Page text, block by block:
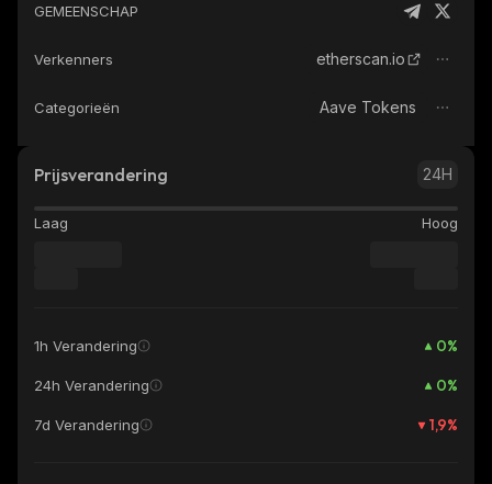
GEMEENSCHAP
Verkenners etherscan.io
Categorieën Aave Tokens
Prijsverandering 24H
Laag Hoog
1h Verandering 0%
24h Verandering 0%
7d Verandering 1,9%